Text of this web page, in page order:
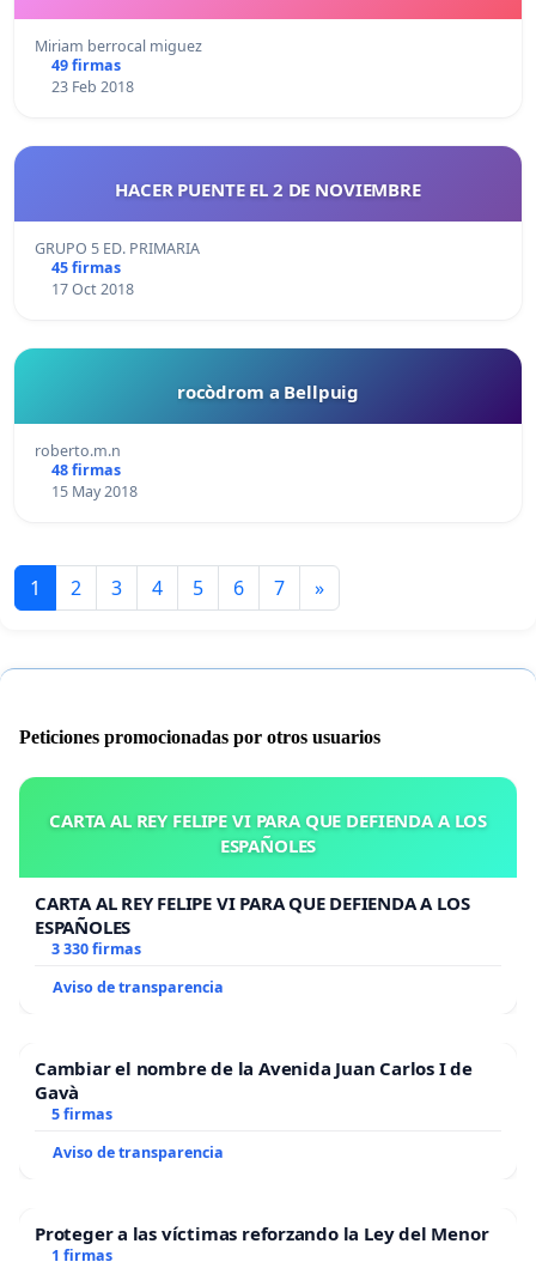
Miriam berrocal miguez
49 firmas
23 Feb 2018
HACER PUENTE EL 2 DE NOVIEMBRE
GRUPO 5 ED. PRIMARIA
45 firmas
17 Oct 2018
rocòdrom a Bellpuig
roberto.m.n
48 firmas
15 May 2018
1 2 3 4 5 6 7 »
Peticiones promocionadas por otros usuarios
CARTA AL REY FELIPE VI PARA QUE DEFIENDA A LOS
ESPAÑOLES
CARTA AL REY FELIPE VI PARA QUE DEFIENDA A LOS
ESPAÑOLES
3 330 firmas
Aviso de transparencia
Cambiar el nombre de la Avenida Juan Carlos I de
Gavà
5 firmas
Aviso de transparencia
Proteger a las víctimas reforzando la Ley del Menor
1 firmas